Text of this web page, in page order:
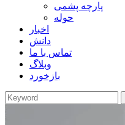
پارچه پشمی
حوله
اخبار
دانش
تماس با ما
وبلاگ
بازخورد